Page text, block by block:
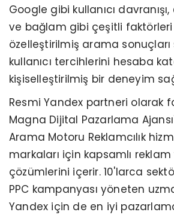
Google gibi kullanıcı
ve bağlam gibi çeşitli
özelleştirilmiş arama
kullanıcı tercihlerini hesaba
kişiselleştirilmiş bir deneyim
Resmi Yandex partneri olarak
Magna Dijital Pazarlama
Arama Motoru Reklamcılık
markaları için kapsamlı
çözümlerini içerir. 10'larca
PPC kampanyası yöneten
Yandex için de en iyi pazarlama